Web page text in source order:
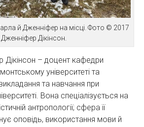
й Дженніфер на місці. Фото © 2017
Дженніфер Дікінсон.
– доцент кафедри
університеті та
та навчання при
Вона спеціалізується на
антропології; сфера її
оповідь, використання мови й